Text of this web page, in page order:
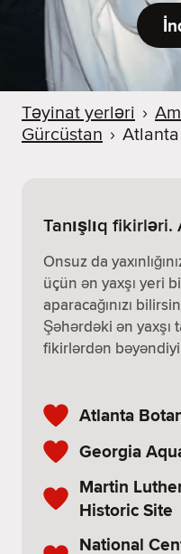
Təyinat yerləri ›
Gürcüstan › Atlanta
Tanışlıq
Onsuz da
üçün ən yaxşı yeri
aparacağınızı
Şəhərdəki ən yaxşı
fikirlərdən
Atlanta
Georgia
Martin
Historic Site
National